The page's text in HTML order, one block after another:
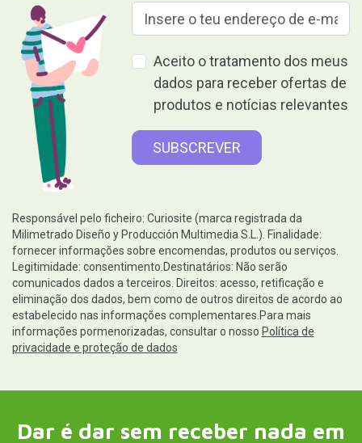
Aceito o tratamento dos meus
dados para receber ofertas de
produtos e notícias relevantes
Responsável pelo ficheiro: Curiosite (marca registrada da
Milimetrado Diseño y Producción Multimedia S.L.). Finalidade:
fornecer informações sobre encomendas, produtos ou serviços.
Legitimidade: consentimento.Destinatários: Não serão
comunicados dados a terceiros. Direitos: acesso, retificação e
eliminação dos dados, bem como de outros direitos de acordo ao
estabelecido nas informações complementares.Para mais
informações pormenorizadas, consultar o nosso Política de
privacidade e proteção de dados
Dar é dar sem receber nada em